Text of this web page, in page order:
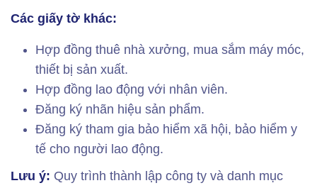
Các giấy tờ khác:
Hợp đồng thuê nhà xưởng, mua sắm máy móc,
thiết bị sản xuất.
Hợp đồng lao động với nhân viên.
Đăng ký nhãn hiệu sản phẩm.
Đăng ký tham gia bảo hiểm xã hội, bảo hiểm y
tế cho người lao động.
Lưu ý: Quy trình thành lập công ty và danh mục